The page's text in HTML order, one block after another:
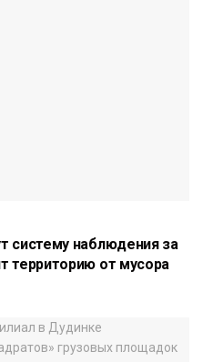
систему наблюдения за
территорию от мусора